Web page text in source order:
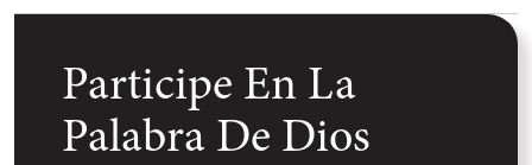
Participe En La
Palabra De Dios